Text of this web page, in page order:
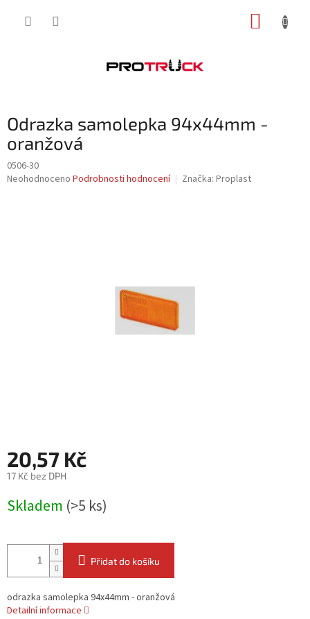
Odrazka samolepka 94x44mm -
oranžová
0506-30
Průměrné
Neohodnoceno Podrobnosti hodnocení Značka: Proplast
20,57 Kč
17 Kč bez DPH
cena:
Skladem (>5 ks)
Přidat do košíku
odrazka samolepka 94x44mm - oranžová
Detailní informace